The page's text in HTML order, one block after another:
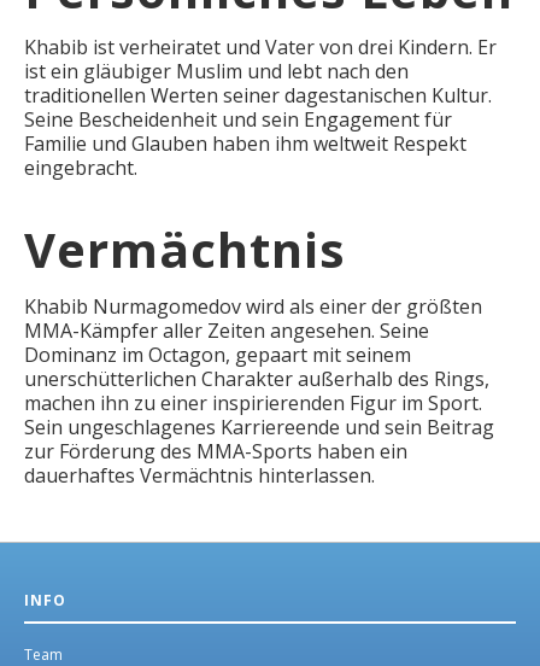
Khabib ist verheiratet und Vater von drei Kindern. Er
ist ein gläubiger Muslim und lebt nach den
traditionellen Werten seiner dagestanischen Kultur.
Seine Bescheidenheit und sein Engagement für
Familie und Glauben haben ihm weltweit Respekt
eingebracht.
Vermächtnis
Khabib Nurmagomedov wird als einer der größten
MMA-Kämpfer aller Zeiten angesehen. Seine
Dominanz im Octagon, gepaart mit seinem
unerschütterlichen Charakter außerhalb des Rings,
machen ihn zu einer inspirierenden Figur im Sport.
Sein ungeschlagenes Karriereende und sein Beitrag
zur Förderung des MMA-Sports haben ein
dauerhaftes Vermächtnis hinterlassen.
INFO
Team